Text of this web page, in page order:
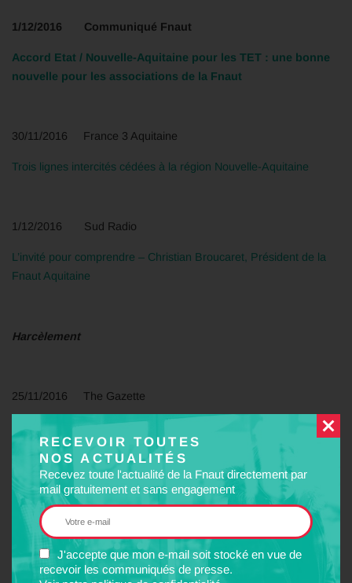
RECEVOIR TOUTES
NOS ACTUALITÉS
Recevez toute l'actualité de la Fnaut directement par
mail gratuitement et sans engagement
J'accepte que mon e-mail soit stocké en vue de
recevoir les communiqués de presse.
1/12/2016 Communiqué Fnaut
Accord Etat / Nouvelle-Aquitaine pour les TET : une bonne
nouvelle pour les associations de la Fnaut
30/11/2016 France 3 Aquitaine
Trois lignes intercités cédées à la région Nouvelle-Aquitaine
1/12/2016 Sud Radio
L’invité pour comprendre – Christian Broucaret, Président de la
Fnaut Aquitaine
Harcèlement
25/11/2016 The Gazette
Et si vous deveniez Street Angel ?
26/11/2016 20 Minutes
Toulouse : Le harcèlement dans les transports de la Ville rose,
c’est une réalité